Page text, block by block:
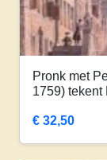
Pronk met
1759) tekent
€ 32,50